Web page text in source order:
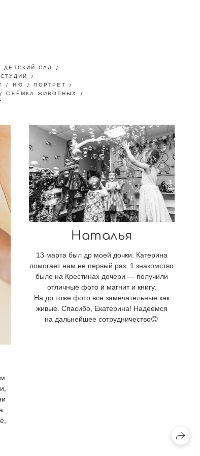
ДЕТСКИЙ САД
НЮ
ПОРТРЕТ
СЪЁМКА ЖИВОТНЫХ
Наталья
13 марта был др моей дочки. Катерина
помогает нам не первый раз. 1 знакомство
было на Крестинах дочери — получили
отличные фото и магнит и книгу.
На др тоже фото все замечательные как
живые. Спасибо, Екатерина! Надеемся
на дальнейшее сотрудничество😊